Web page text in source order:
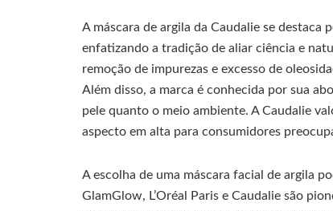
A máscara de argila da Caudalie se
enfatizando a tradição de aliar ciência e
remoção de impurezas e excesso de
Além disso, a marca é conhecida por sua
pele quanto o meio ambiente. A Caudalie
aspecto em alta para consumidores
A escolha de uma máscara facial de argila
GlamGlow, L’Oréal Paris e Caudalie são